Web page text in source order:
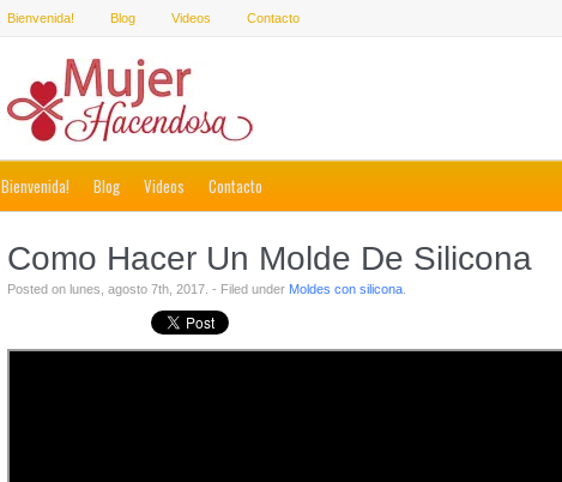
Bienvenida! Blog Videos Contacto
Bienvenida! Blog Videos Contacto
Como Hacer Un Molde De Silicona
Posted on lunes, agosto 7th, 2017. - Filed under Moldes con silicona